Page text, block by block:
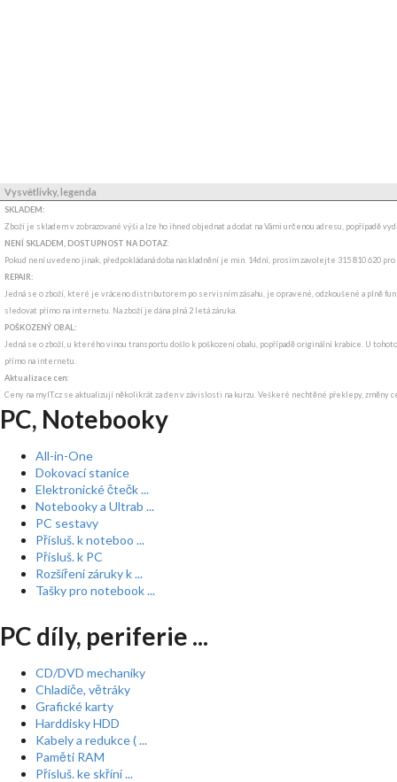
Vysvětlivky, legenda
SKLADEM:
Zboží je skladem v zobrazované výši a lze ho ihned objednat a dodat na Vámi určenou adresu, popřípadě
NENÍ SKLADEM, DOSTUPNOST NA DOTAZ:
Pokud není uvedeno jinak, předpokládaná doba naskladnění je min. 14dní, prosím zavolejte 315 810 620
REPAIR:
Jedná se o zboží, které je vráceno distributorem po servisním zásahu, je opravené, odzkoušené a plně
sledovat přímo na internetu. Na zboží je dána plná 2 letá záruka.
POŠKOZENÝ OBAL:
Jedná se o zboží, u kterého vinou transportu došlo k poškození obalu, popřípadě originální krabice. U
přímo na internetu.
Aktualizace cen:
Ceny na myIT.cz se aktualizují několikrát za den v závislosti na kurzu. Veškeré nechtěné překlepy, změny
PC, Notebooky
All-in-One
Dokovací stanice
Elektronické čtečk ...
Notebooky a Ultrab ...
PC sestavy
Přísluš. k noteboo ...
Přísluš. k PC
Rozšíření záruky k ...
Tašky pro notebook ...
PC díly, periferie ...
CD/DVD mechaniky
Chladiče, větráky
Grafické karty
Harddisky HDD
Kabely a redukce ( ...
Paměti RAM
Přísluš. ke skříní ...